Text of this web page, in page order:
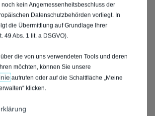
kein Angemessenheitsbeschluss der
Datenschutzbehörden vorliegt. In
die Übermittlung auf Grundlage Ihrer
49 Abs. 1 lit. a DSGVO).
die von uns verwendeten Tools und deren
möchten, können Sie unsere
aufrufen oder auf die Schaltfläche „Meine
klicken.